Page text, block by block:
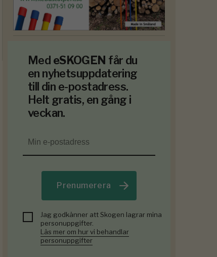
Med eSKOGEN får du
en nyhetsuppdatering
till din e-postadress.
Helt gratis, en gång i
veckan.
Prenumerera
Jag godkänner att Skogen lagrar mina
personuppgifter.
Läs mer om hur vi behandlar
personuppgifter